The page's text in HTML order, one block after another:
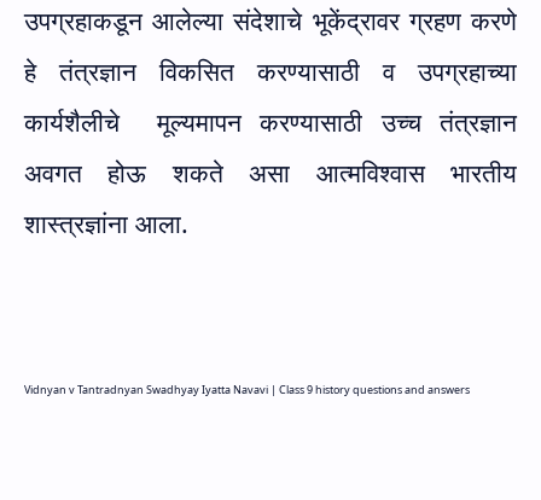
उपग्रहाकडून आलेल्या संदेशाचे भूकेंद्रावर ग्रहण करणे
हे तंत्रज्ञान विकसित करण्यासाठी व उपग्रहाच्या
कार्यशैलीचे
मूल्यमापन करण्यासाठी उच्च तंत्रज्ञान
अवगत होऊ शकते असा आत्मविश्वास भारतीय
शास्त्रज्ञांना आला.
Vidnyan v Tantradnyan Swadhyay Iyatta Navavi | Class 9 history questions and answers